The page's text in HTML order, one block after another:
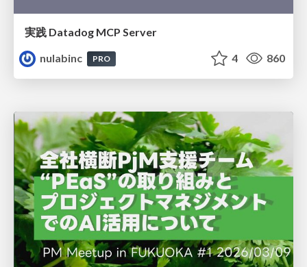
実践 Datadog MCP Server
nulabinc
PRO 4 860